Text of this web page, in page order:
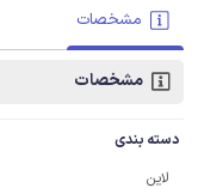
مشخصات
مشخصات
دسته بندی
لاین